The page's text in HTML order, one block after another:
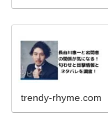
trendy-rhyme.com